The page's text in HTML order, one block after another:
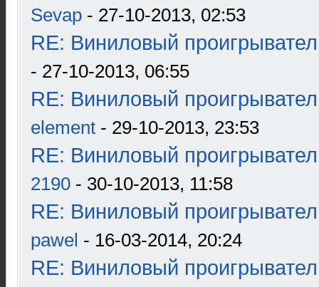
Sevap - 27-10-2013, 02:53
RE: Виниловый
- 27-10-2013, 06:55
RE: Виниловый
element - 29-10-2013, 23:53
RE: Виниловый
2190 - 30-10-2013, 11:58
RE: Виниловый
pawel - 16-03-2014, 20:24
RE: Виниловый